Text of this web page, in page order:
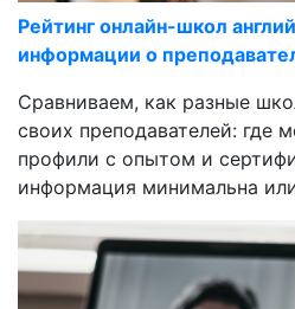
Рейтинг онлайн-школ
информации о
Сравниваем, как разные
своих преподавателей: где
профили с опытом и
информация минимальна